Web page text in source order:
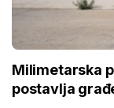
Milimetarska
postavlja